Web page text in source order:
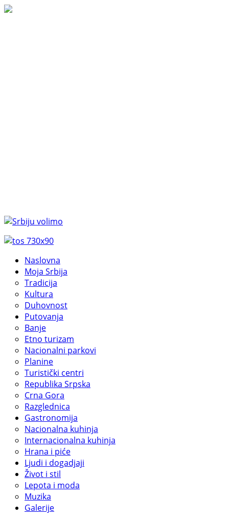
Naslovna
Moja Srbija
Tradicija
Kultura
Duhovnost
Putovanja
Banje
Etno turizam
Nacionalni parkovi
Planine
Turistički centri
Republika Srpska
Crna Gora
Razglednica
Gastronomija
Nacionalna kuhinja
Internacionalna kuhinja
Hrana i piće
Ljudi i dogadjaji
Život i stil
Lepota i moda
Muzika
Galerije